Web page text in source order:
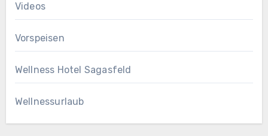
Videos
Vorspeisen
Wellness Hotel Sagasfeld
Wellnessurlaub